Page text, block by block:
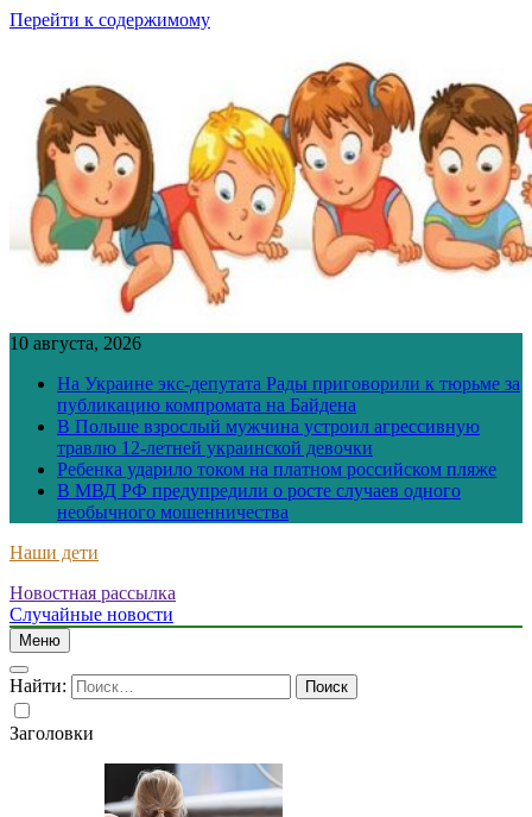
Перейти к содержимому
10 августа, 2026
На Украине экс-депутата Рады приговорили к тюрьме за
публикацию компромата на Байдена
В Польше взрослый мужчина устроил агрессивную
травлю 12-летней украинской девочки
Ребенка ударило током на платном российском пляже
В МВД РФ предупредили о росте случаев одного
необычного мошенничества
Наши дети
Новостная рассылка
Случайные новости
Меню
Найти:
Заголовки